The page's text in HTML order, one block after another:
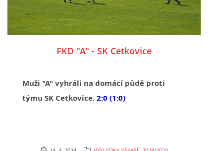
FKD "A" - SK Cetkovice
Muži "A" vyhráli na domácí půdě proti
týmu SK Cetkovice. 2:0 (1:0)